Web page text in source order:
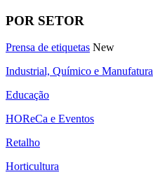
POR SETOR
Prensa de etiquetas New
Industrial, Químico e Manufatura
Educação
HOReCa e Eventos
Retalho
Horticultura